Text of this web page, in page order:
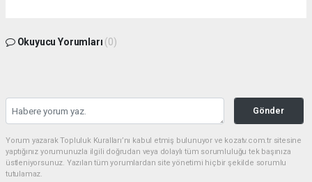
Okuyucu Yorumları (0)
Gönder
Yorum yazarak Topluluk Kuralları’nı kabul etmiş bulunuyor ve kozatv.com.tr sitesine
yaptığınız yorumunuzla ilgili doğrudan veya dolaylı tüm sorumluluğu tek başınıza
üstleniyorsunuz. Yazılan tüm yorumlardan site yönetimi hiçbir şekilde sorumlu
tutulamaz.